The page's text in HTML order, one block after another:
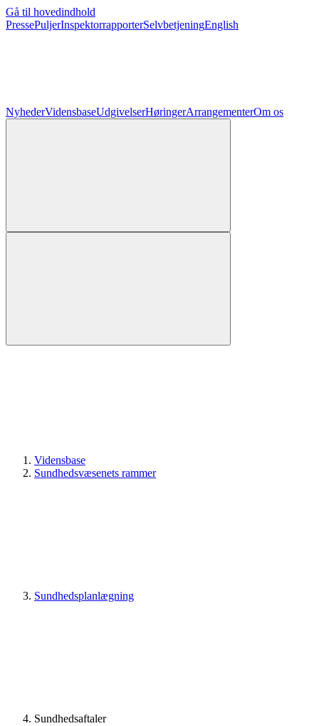
Gå til hovedindhold
PressePuljerInspektorrapporterSelvbetjeningEnglish
NyhederVidensbaseUdgivelserHøringerArrangementerOm os
Vidensbase
Sundhedsvæsenets rammer
Sundhedsplanlægning
Sundhedsaftaler